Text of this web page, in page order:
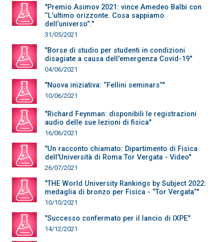
"Premio Asimov 2021: vince Amedeo Balbi con
“L’ultimo orizzonte. Cosa sappiamo
dell’universo”."
31/05/2021
"Borse di studio per studenti in condizioni
disagiate a causa dell'emergenza Covid-19"
04/06/2021
"Nuova iniziativa: “Fellini seminars”"
10/06/2021
"Richard Feynman: disponibili le registrazioni
audio delle sue lezioni di fisica"
16/06/2021
"Un racconto chiamato: Dipartimento di Fisica
dell'Università di Roma Tor Vergata - Video"
26/07/2021
"THE World University Rankings by Subject 2022:
medaglia di bronzo per Fisica - “Tor Vergata”"
10/10/2021
"Successo confermato per il lancio di IXPE"
14/12/2021